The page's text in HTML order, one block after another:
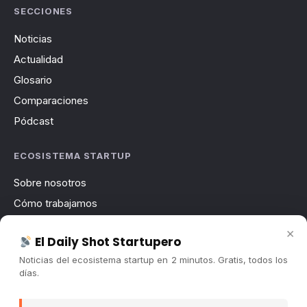
SECCIONES
Noticias
Actualidad
Glosario
Comparaciones
Pódcast
ECOSISTEMA STARTUP
Sobre nosotros
Cómo trabajamos
Contacto
Publicidad
×
El Daily Shot Startupero
Noticias del ecosistema startup en 2 minutos. Gratis, todos los
días.